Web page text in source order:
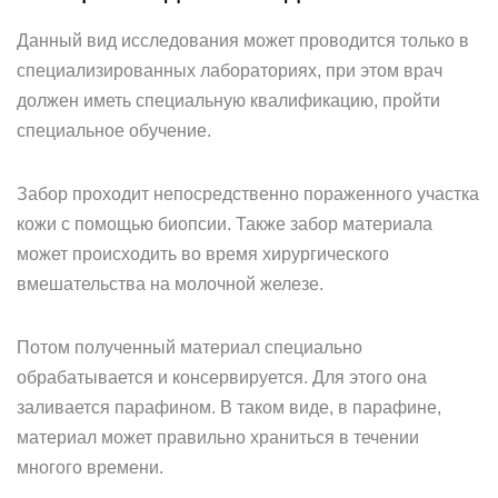
Данный вид исследования может проводится только в
специализированных лабораториях, при этом врач
должен иметь специальную квалификацию, пройти
специальное обучение.
Забор проходит непосредственно пораженного участка
кожи с помощью биопсии. Также забор материала
может происходить во время хирургического
вмешательства на молочной железе.
Потом полученный материал специально
обрабатывается и консервируется. Для этого она
заливается парафином. В таком виде, в парафине,
материал может правильно храниться в течении
многого времени.